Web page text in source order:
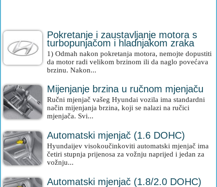
Pokretanje i zaustavljanje motora s
turbopunjačom i hladnjakom zraka
1) Odmah nakon pokretanja motora, nemojte dopustiti
da motor radi velikom brzinom ili da naglo povećava
brzinu. Nakon...
Mijenjanje brzina u ručnom mjenjaču
Ručni mjenjač vašeg Hyundai vozila ima standardni
način mijenjanja brzina, koji se nalazi na ručici
mjenjača. Svi...
Automatski mjenjač (1.6 DOHC)
Hyundaijev visokoučinkoviti automatski mjenjač ima
četiri stupnja prijenosa za vožnju naprijed i jedan za
vožnju...
Automatski mjenjač (1.8/2.0 DOHC)